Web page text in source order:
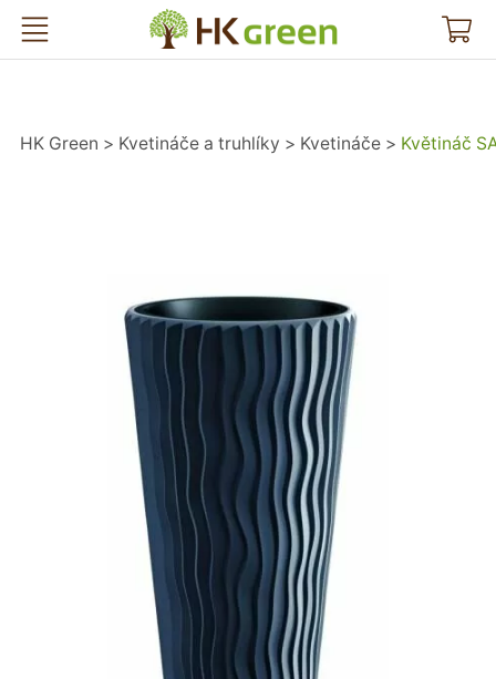
HK Green
HK Green Kvetináče a truhlíky Kvetináče Květináč